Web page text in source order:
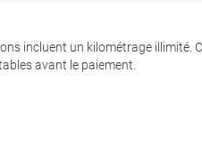
incluent un kilométrage
avant le paiement.